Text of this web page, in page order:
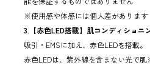
※使用感や体感には個人差があります
3.【赤色LED搭載】肌コンディショニ
吸引・EMSに加え、赤色LEDを搭載。
赤色LEDは、紫外線を含まない光で